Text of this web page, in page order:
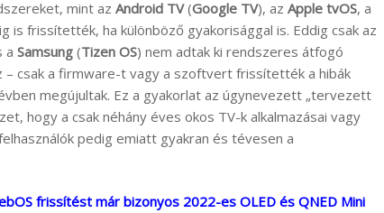
mint az Android TV(Google TV), az Apple tvOS, a
is frissítették, ha különböző gyakorisággal is. Eddig csak az
a Samsung (Tizen OS) nem adtak ki rendszeres átfogó
csak a firmware-t vagy a szoftvert frissítették a hibák
megújultak. Ez a gyakorlat az úgynevezett „tervezett
hogy a csak néhány éves okos TV-k alkalmazásai vagy
pedig emiatt gyakran és tévesen a
frissítést már bizonyos 2022-es OLED és QNED Mini